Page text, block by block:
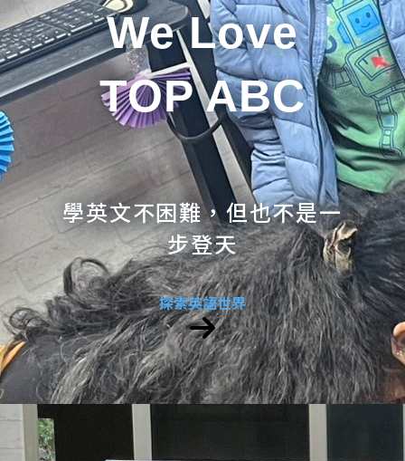
We Love
TOP ABC
學英文不困難，但也不是一
步登天
探索英語世界